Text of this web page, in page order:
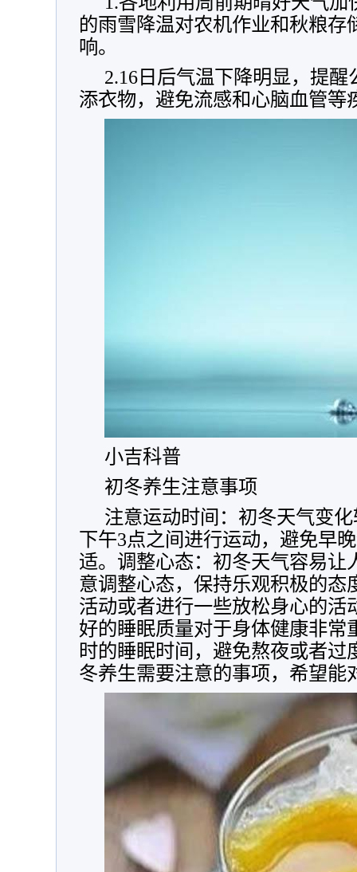
的雨雪降温对农机作业和秋粮存
响。
2.16日后气温下降明显，提
添衣物，避免流感和心脑血管等
小吉科普
初冬养生注意事项
注意运动时间：初冬天气变
下午3点之间进行运动，避免早
适。调整心态：初冬天气容易让
意调整心态，保持乐观积极的态
活动或者进行一些放松身心的活
好的睡眠质量对于身体健康非常
时的睡眠时间，避免熬夜或者过
冬养生需要注意的事项，希望能